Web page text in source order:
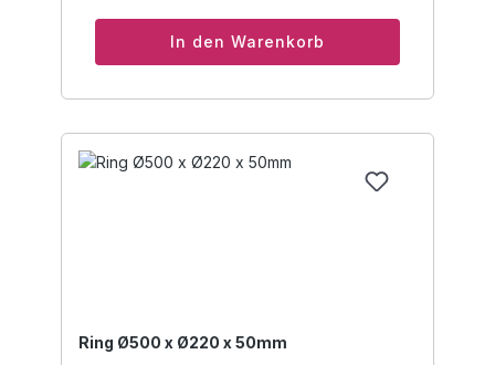
In den Warenkorb
Ring Ø500 x Ø220 x 50mm